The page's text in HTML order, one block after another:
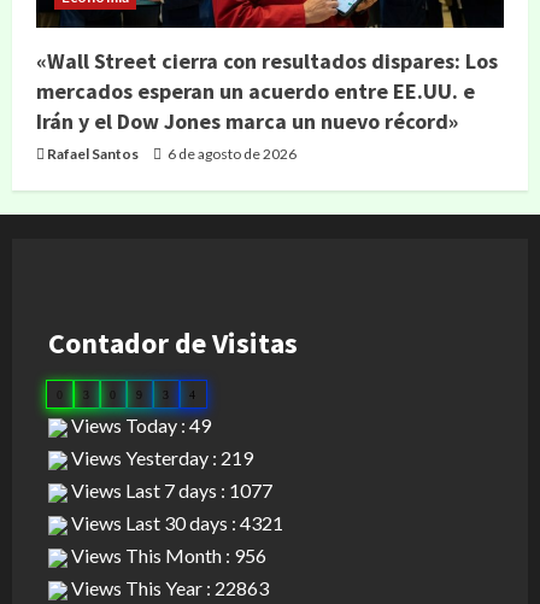
«Wall Street cierra con resultados dispares: Los
mercados esperan un acuerdo entre EE.UU. e
Irán y el Dow Jones marca un nuevo récord»
Rafael Santos 6 de agosto de 2026
Contador de Visitas
3 0 9 3 4
Views Today : 49
Views Yesterday : 219
Views Last 7 days : 1077
Views Last 30 days : 4321
Views This Month : 956
Views This Year : 22863